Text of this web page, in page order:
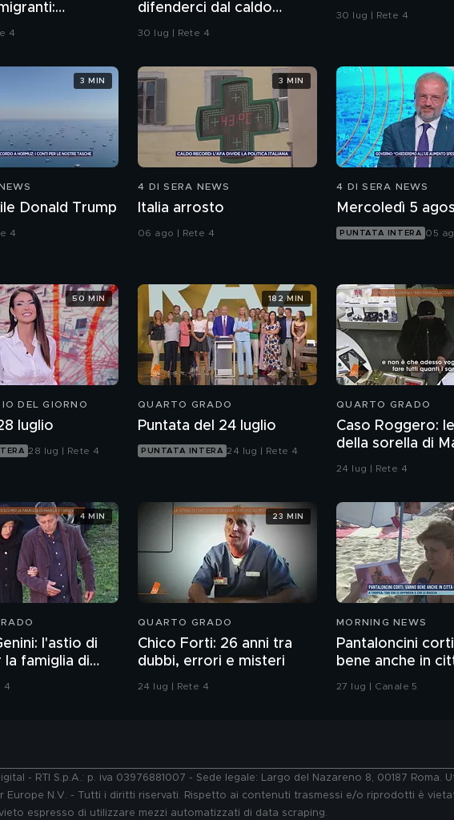
l'Europa"
4
difenderci dal caldo
abbiamo solo i ventagli"
30 lug | Rete 4
30 lug | Rete 4
Donald Trump
4
3 MIN
4 DI SERA NEWS
Italia arrosto
06 ago | Rete 4
3 MIN
4 DI SERA NEWS
Mercoledì 5
PUNTATA INTERA 05
DEL GIORNO
luglio
28 lug | Rete 4
50 MIN
QUARTO GRADO
Puntata del 24 luglio
PUNTATA INTERA 24 lug | Rete 4
182 MIN
QUARTO GRADO
Caso Roggero:
della sorella di
24 lug | Rete 4
l'astio di
la famiglia di
4
4 MIN
QUARTO GRADO
Chico Forti: 26 anni tra
dubbi, errori e misteri
24 lug | Rete 4
23 MIN
MORNING NEWS
Pantaloncini
bene anche in
in spiaggia?
27 lug | Canale 5
- RTI S.p.A.: p. iva 03976881007 - Sede legale: Largo del Nazareno 8, 00187
Europe N.V. - Tutti i diritti riservati. Rispetto ai contenuti trasmessi e/o riprodotti è
espresso di utilizzare mezzi automatizzati di data scraping.